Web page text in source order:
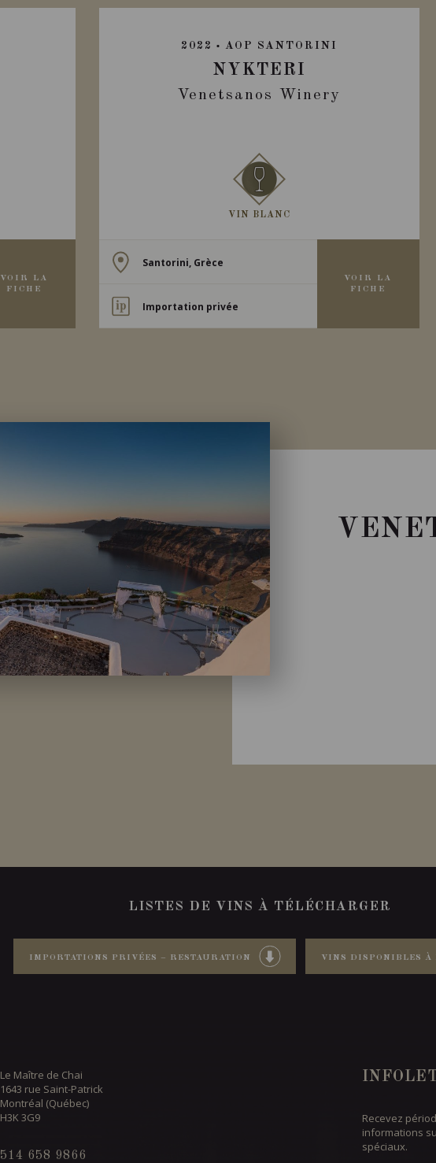
VOIR LA
FICHE
2022 AOP SANTORINI
NYKTERI
Venetsanos Winery
VIN BLANC
Santorini, Grèce
Importation privée
VOIR LA
FICHE
LISTES DE VINS À TÉLÉCHARGER
IMPORTATIONS PRIVÉES – RESTAURATION VINS DISPONIBLES À
Le Maître de Chai
1643 rue Saint-Patrick
Montréal (Québec)
H3K 3G9
514 658 9866
Recevez
informations
spéciaux.